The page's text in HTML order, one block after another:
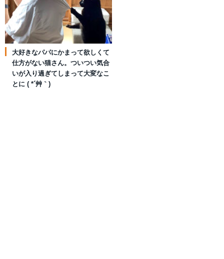
大好きなパパにかまって欲しくて
仕方がない猫さん。ついつい気合
いが入り過ぎてしまって大変なこ
とに ( *´艸｀)